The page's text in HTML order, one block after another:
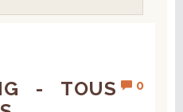
0
- TOUS